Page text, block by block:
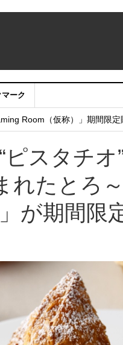
マーク
ウントサービス移行のお知ら
Room（仮称）」期間限
ピスタチ
れたとろ
が期間限